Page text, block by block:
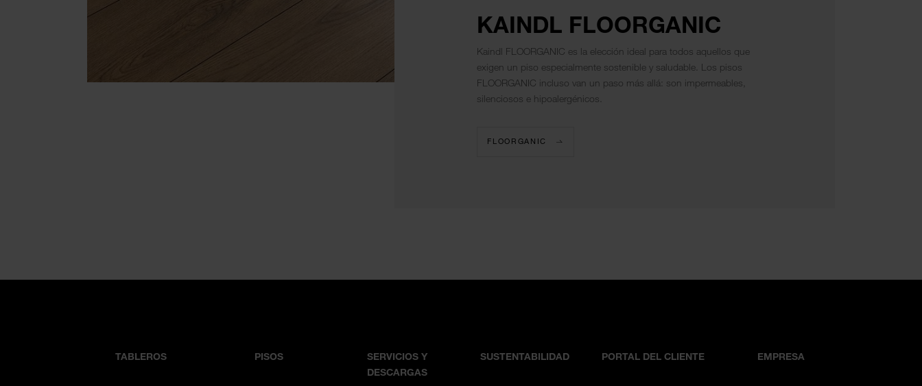
KAINDL FLOORGANIC
Kaindl FLOORGANIC es la elección ideal para todos aquellos que
exigen un piso especialmente sostenible y saludable. Los pisos
FLOORGANIC incluso van un paso más allá: son impermeables,
silenciosos e hipoalergénicos.
FLOORGANIC
TABLEROS PISOS
SERVICIOS Y
DESCARGAS
SUSTENTABILIDAD PORTAL DEL CLIENTE EMPRESA